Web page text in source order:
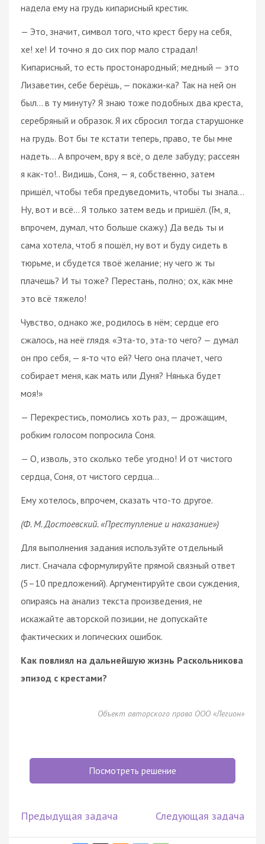
надела ему на грудь кипарисный крестик.
— Это, значит, символ того, что крест беру на себя,
хе! хе! И точно я до сих пор мало страдал!
Кипарисный, то есть простонародный; медный — это
Лизаветин, себе берёшь, — покажи-ка? Так на ней он
был… в ту минуту? Я знаю тоже подобных два креста,
серебряный и образок. Я их сбросил тогда старушонке
на грудь. Вот бы те кстати теперь, право, те бы мне
надеть… А впрочем, вру я всё, о деле забуду; рассеян
я как-то!.. Видишь, Соня, — я, собственно, затем
пришёл, чтобы тебя предуведомить, чтобы ты знала…
Ну, вот и всё... Я только затем ведь и пришёл. (Гм, я,
впрочем, думал, что больше скажу.) Да ведь ты и
сама хотела, чтоб я пошёл, ну вот и буду сидеть в
тюрьме, и сбудется твоё желание; ну чего ж ты
плачешь? И ты тоже? Перестань, полно; ох, как мне
это всё тяжело!
Чувство, однако же, родилось в нём; сердце его
сжалось, на неё глядя. «Эта-то, эта-то чего? — думал
он про себя, — я‑то что ей? Чего она плачет, чего
собирает меня, как мать или Дуня? Нянька будет
моя!»
— Перекрестись, помолись хоть раз, — дрожащим,
робким голосом попросила Соня.
— О, изволь, это сколько тебе угодно! И от чистого
сердца, Соня, от чистого сердца…
Ему хотелось, впрочем, сказать что-то другое.
(Ф. М. Достоевский. «Преступление и наказание»)
Для выполнения задания используйте отдельный
лист. Сначала сформулируйте прямой связный ответ
(5–10 предложений). Аргументируйте свои суждения,
опираясь на анализ текста произведения, не
искажайте авторской позиции, не допускайте
фактических и логических ошибок.
Как повлиял на дальнейшую жизнь Раскольникова
эпизод с крестами?
Объект авторского права ООО «Легион»
Посмотреть решение
Предыдущая задача Следующая задача